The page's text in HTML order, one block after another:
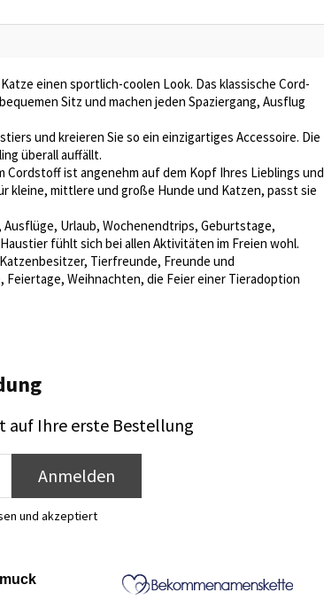
einen sportlich-coolen Look. Das klassische Cord-
Sitz und machen jeden Spaziergang, Ausflug
und kreieren Sie so ein einzigartiges Accessoire. Die
überall auffällt.
Cordstoff ist angenehm auf dem Kopf Ihres Lieblings und
kleine, mittlere und große Hunde und Katzen, passt sie
Urlaub, Wochenendtrips, Geburtstage,
fühlt sich bei allen Aktivitäten im Freien wohl.
Tierfreunde, Freunde und
Weihnachten, die Feier einer Tieradoption
auf Ihre erste Bestellung
Anmelden
und akzeptiert